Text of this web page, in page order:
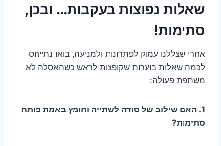
שאלות נפוצות בעקבות… ובכן,
סתימות!
אחרי שצללנו עמוק לפתרונות ולמניעה, בואו נתייחס
לכמה שאלות בוערות שקופצות לראש כשהאסלה לא
משתפת פעולה:
1. האם שילוב של סודה לשתייה וחומץ באמת פותח
סתימות?